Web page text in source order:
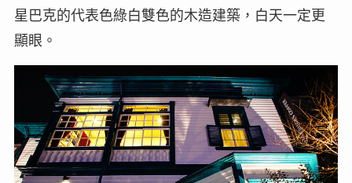
星巴克的代表色綠白雙色的木造建築，白天一定更
顯眼。